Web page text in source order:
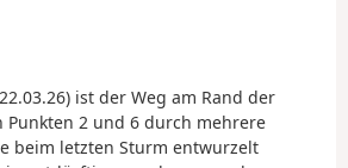
ist der Weg am Rand der
Punkten 2 und 6 durch mehrere
beim letzten Sturm entwurzelt